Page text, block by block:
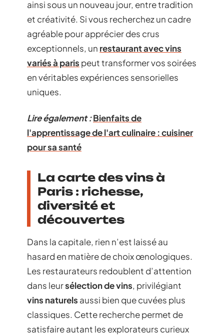
ainsi sous un nouveau jour, entre tradition
et créativité. Si vous recherchez un cadre
agréable pour apprécier des crus
exceptionnels, un restaurant avec vins
variés à paris peut transformer vos soirées
en véritables expériences sensorielles
uniques.
Lire également :Bienfaits de
l'apprentissage de l'art culinaire : cuisiner
pour sa santé
La carte des vins à
Paris : richesse,
diversité et
découvertes
Dans la capitale, rien n’est laissé au
hasard en matière de choix œnologiques.
Les restaurateurs redoublent d’attention
dans leursélection de vins, privilégiant
vins naturels aussi bien que cuvées plus
classiques. Cette recherche permet de
satisfaire autant les explorateurs curieux